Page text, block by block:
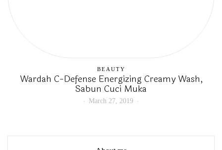
BEAUTY
Wardah C-Defense Energizing Creamy Wash,
Sabun Cuci Muka
March 27, 2019